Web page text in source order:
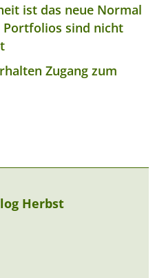
ist das neue Normal
Portfolios sind nicht
Zugang zum
Herbst